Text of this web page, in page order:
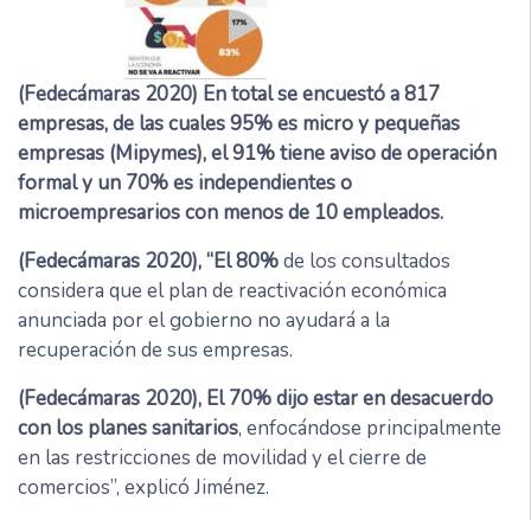
(Fedecámaras 2020) En total se encuestó a 817
empresas, de las cuales 95% es micro y pequeñas
empresas (Mipymes), el 91% tiene aviso de operación
formal y un 70% es independientes o
microempresarios con menos de 10 empleados.
(Fedecámaras 2020), “El 80%de los consultados
considera que el plan de reactivación económica
anunciada por el gobierno no ayudará a la
recuperación de sus empresas.
(Fedecámaras 2020), El 70% dijo estar en desacuerdo
con los planes sanitarios, enfocándose principalmente
en las restricciones de movilidad y el cierre de
comercios”, explicó Jiménez.